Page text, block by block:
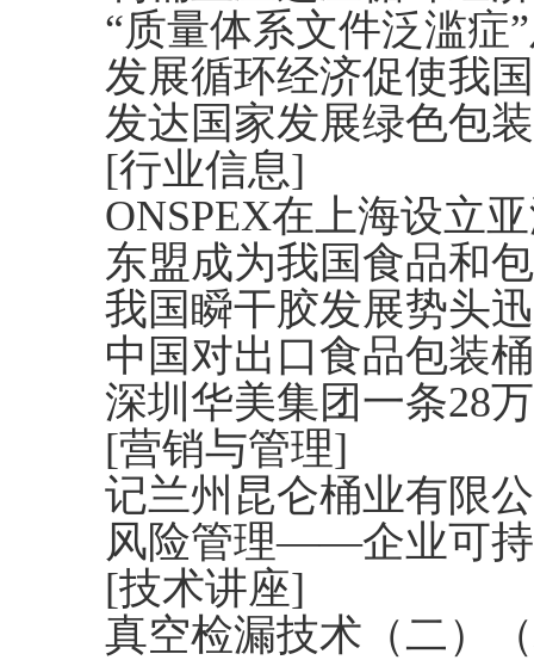
“质量体系文件泛滥症
发展循环经济促使我
发达国家发展绿色包
[行业信息]
ONSPEX在上海设立
东盟成为我国食品和
我国瞬干胶发展势头
中国对出口食品包装
深圳华美集团一条28
[营销与管理]
记兰州昆仑桶业有限
风险管理——企业可
[技术讲座]
真空检漏技术（二）